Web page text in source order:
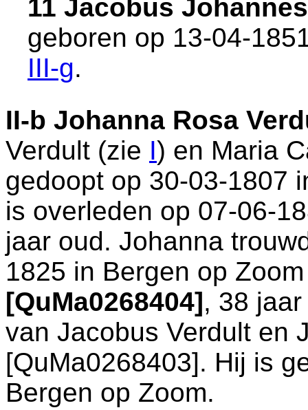
11 Jacobus
geboren op 13-04-
III-g.
II-b Johanna Rosa
Verdult (zie I) en Maria
gedoopt op 30-03-1807
is overleden op 07-06-
jaar oud. Johanna
1825 in Bergen op Zoom
[QuMa0268404], 38
van Jacobus Verdult en
[QuMa0268403]. Hij is
Bergen op Zoom.